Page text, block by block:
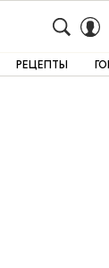
РЕЦЕПТЫ